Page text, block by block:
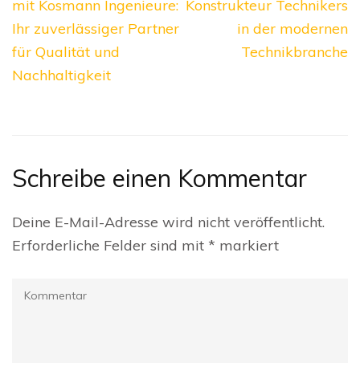
mit Kosmann Ingenieure:
Ihr zuverlässiger Partner
für Qualität und
Nachhaltigkeit
Konstrukteur Technikers
in der modernen
Technikbranche
Schreibe einen Kommentar
Deine E-Mail-Adresse wird nicht veröffentlicht.
Erforderliche Felder sind mit * markiert
Kommentar